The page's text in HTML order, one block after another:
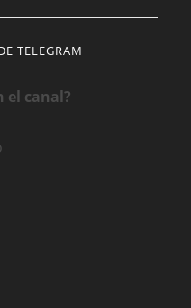
TELEGRAM
el canal?